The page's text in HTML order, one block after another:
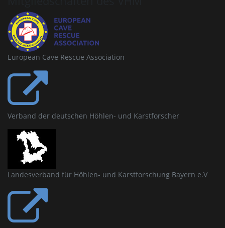
European Cave Rescue Association
Verband der deutschen Höhlen- und Karstforscher
Landesverband für Höhlen- und Karstforschung Bayern e.V